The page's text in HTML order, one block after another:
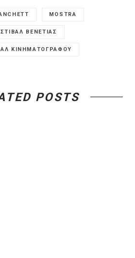
MOSTRA
ΒΕΝΕΤΙΑΣ
ΚΙΝΗΜΑΤΟΓΡΑΦΟΥ
POSTS